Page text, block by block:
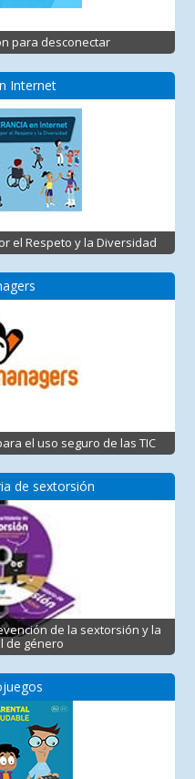
para desconectar
Internet
el Respeto y la Diversidad
el uso seguro de las TIC
de sextorsión
de la sextorsión y la
de género